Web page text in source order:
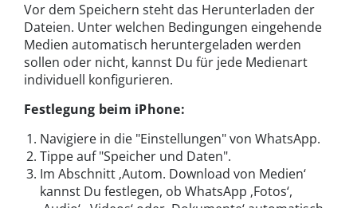
Vor dem Speichern steht das Herunterladen der
Dateien. Unter welchen Bedingungen eingehende
Medien automatisch heruntergeladen werden
sollen oder nicht, kannst Du für jede Medienart
individuell konfigurieren.
Festlegung beim iPhone:
Navigiere in die "Einstellungen" von WhatsApp.
Tippe auf "Speicher und Daten".
Im Abschnitt ‚Autom. Download von Medien‘
kannst Du festlegen, ob WhatsApp ‚Fotos‘,